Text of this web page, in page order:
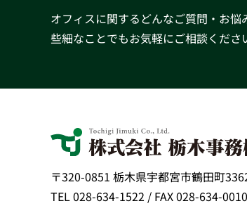
オフィスに関するどんなご質問・お悩
些細なことでもお気軽にご相談くださ
〒320-0851 栃木県宇都宮市鶴田町
TEL 028-634-1522 / FAX 028-634-0010